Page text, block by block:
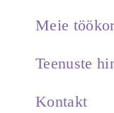
Meie
Teenuste
Kontakt